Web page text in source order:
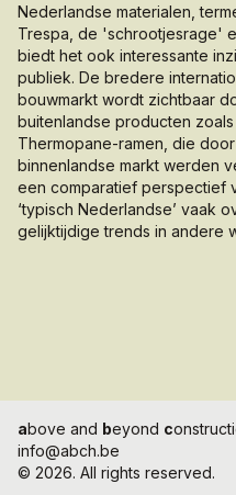
Nederlandse materialen,
Trespa, de 'schrootjesrage'
biedt het ook interessante
publiek. De bredere
bouwmarkt wordt zichtbaar
buitenlandse producten
Thermopane-ramen, die
binnenlandse markt werden
een comparatief perspectief
‘typisch Nederlandse’ vaak
gelijktijdige trends in andere
above and beyond c
info@abch.be
© 2026. All rights reserved.